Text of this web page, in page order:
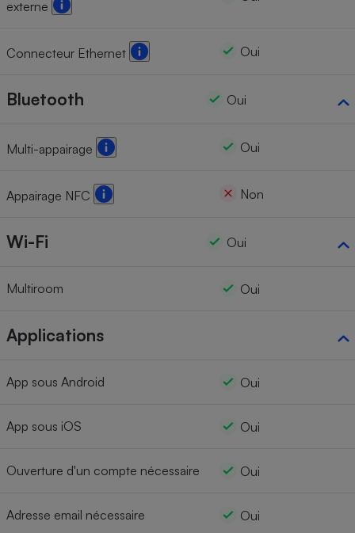
externe
Connecteur Ethernet Oui
Bluetooth Oui
Multi-appairage Oui
Appairage NFC Non
Wi-Fi Oui
Multiroom Oui
Applications
App sous Android Oui
App sous iOS Oui
Ouverture d'un compte nécessaire Oui
Adresse email nécessaire Oui